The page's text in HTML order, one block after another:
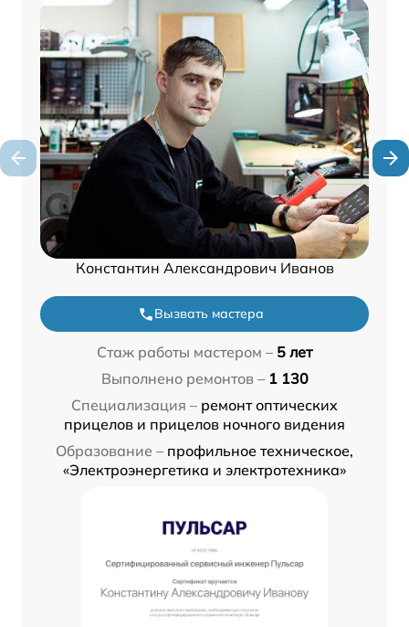
Константин Александрович Иванов
Вызвать мастера
Стаж работы мастером – 5 лет
Выполнено ремонтов – 1 130
Специализация – ремонт оптических
прицелов и прицелов ночного видения
Образование – профильное техническое,
«Электроэнергетика и электротехника»